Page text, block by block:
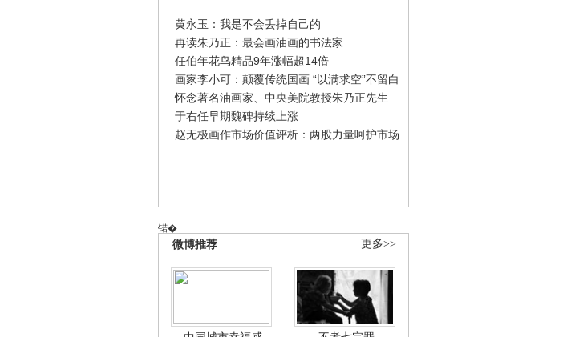
黄永玉：我是不会丢掉自己的
再读朱乃正：最会画油画的书法家
任伯年花鸟精品9年涨幅超14倍
画家李小可：颠覆传统国画 “以满求空”不留白
怀念著名油画家、中央美院教授朱乃正先生
于右任早期魏碑持续上涨
赵无极画作市场价值评析：两股力量呵护市场
锘�
更多>>
微博推荐